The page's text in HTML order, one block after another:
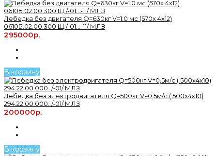
Лебедка без двигателя Q=630кг V=1.0 мс (570х 4х12)
0610Б.02.00.300 Щ /-01...-11/ МЛЗ
295000р.
В корзину
Лебедка без электродвигателя Q=500кг V=0,5м/с ( 500х4х10)
294.22.00.000../-01/ МЛЗ
200000р.
В корзину